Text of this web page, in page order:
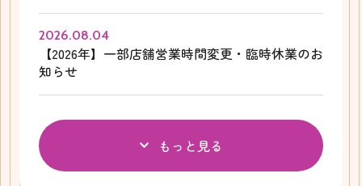
2026.08.04
【2026年】一部店舗営業時間変更・臨時休業のお
知らせ
もっと見る